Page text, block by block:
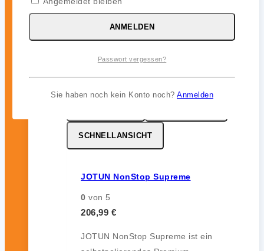
SCHNELLANSICHT
JOTUN NonStop Supreme
0 von 5
206,99 €
JOTUN NonStop Supreme ist ein
ANMELDEN
Passwort vergessen?
Sie haben noch kein Konto noch? Anmelden